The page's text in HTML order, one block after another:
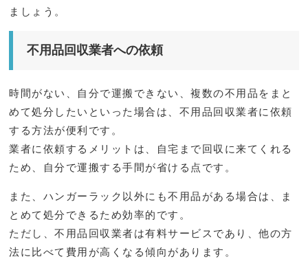
ましょう。
不用品回収業者への依頼
時間がない、自分で運搬できない、複数の不用品をまと
めて処分したいといった場合は、不用品回収業者に依頼
する方法が便利です。
業者に依頼するメリットは、自宅まで回収に来てくれる
ため、自分で運搬する手間が省ける点です。
また、ハンガーラック以外にも不用品がある場合は、ま
とめて処分できるため効率的です。
ただし、不用品回収業者は有料サービスであり、他の方
法に比べて費用が高くなる傾向があります。